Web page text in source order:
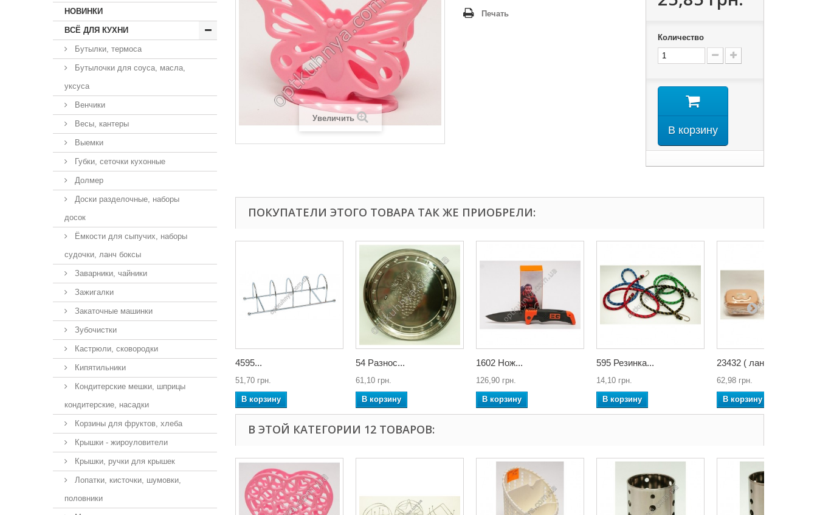
НОВИНКИ
ВСЁ ДЛЯ КУХНИ
Бутылки, термоса
Бутылочки для соуса, масла,
уксуса
Венчики
Весы, кантеры
Выемки
Губки, сеточки кухонные
Долмер
Доски разделочные, наборы
досок
Ёмкости для сыпучих, наборы
судочки, ланч боксы
Заварники, чайники
Зажигалки
Закаточные машинки
Зубочистки
Кастрюли, сковородки
Кипятильники
Кондитерские мешки, шприцы
кондитерские, насадки
Корзины для фруктов, хлеба
Крышки - жироуловители
Крышки, ручки для крышек
Лопатки, кисточки, шумовки,
половники
Увеличить
Печать
Количество
В корзину
ПОКУПАТЕЛИ ЭТОГО ТОВАРА ТАК ЖЕ ПРИОБРЕЛИ:
4595...
51,70 грн.
В корзину
54 Разнос...
61,10 грн.
В корзину
1602 Нож...
126,90 грн.
В корзину
595 Резинка...
14,10 грн.
В корзину
23432 ( ланч...
62,98 грн.
В корзину
В ЭТОЙ КАТЕГОРИИ 12 ТОВАРОВ: